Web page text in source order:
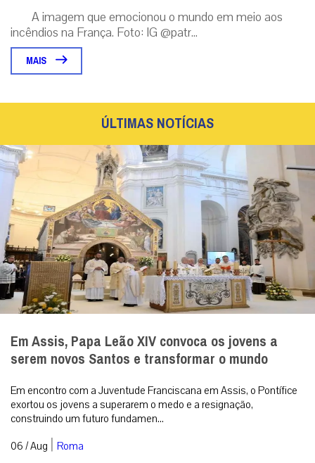
A imagem que emocionou o mundo em meio aos
incêndios na França. Foto: IG @patr...
MAIS
ÚLTIMAS NOTÍCIAS
Em Assis, Papa Leão XIV convoca os jovens a
serem novos Santos e transformar o mundo
Em encontro com a Juventude Franciscana em Assis, o Pontífice
exortou os jovens a superarem o medo e a resignação,
construindo um futuro fundamen...
06 / Aug | Roma